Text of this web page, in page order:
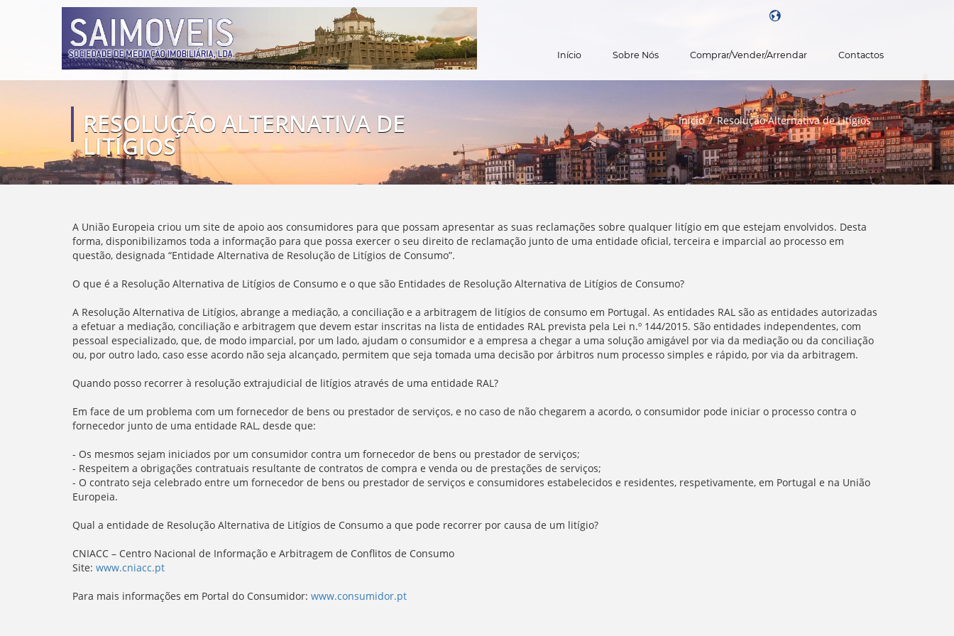
Início Sobre Nós Comprar/vender/arrendar Contactos
RESOLUÇÃO ALTERNATIVA DE
LITÍGIOS
Início Resolução Alternativa de Litígios
A União Europeia criou um site de apoio aos consumidores para que possam apresentar as suas reclamações sobre qualquer litígio em que estejam envolvidos. Desta
forma, disponibilizamos toda a informação para que possa exercer o seu direito de reclamação junto de uma entidade oficial, terceira e imparcial ao processo em
questão, designada “Entidade Alternativa de Resolução de Litígios de Consumo”.
O que é a Resolução Alternativa de Litígios de Consumo e o que são Entidades de Resolução Alternativa de Litígios de Consumo?
A Resolução Alternativa de Litígios, abrange a mediação, a conciliação e a arbitragem de litígios de consumo em Portugal. As entidades RAL são as entidades autorizadas
a efetuar a mediação, conciliação e arbitragem que devem estar inscritas na lista de entidades RAL prevista pela Lei n.º 144/2015. São entidades independentes, com
pessoal especializado, que, de modo imparcial, por um lado, ajudam o consumidor e a empresa a chegar a uma solução amigável por via da mediação ou da conciliação
ou, por outro lado, caso esse acordo não seja alcançado, permitem que seja tomada uma decisão por árbitros num processo simples e rápido, por via da arbitragem.
Quando posso recorrer à resolução extrajudicial de litígios através de uma entidade RAL?
Em face de um problema com um fornecedor de bens ou prestador de serviços, e no caso de não chegarem a acordo, o consumidor pode iniciar o processo contra o
fornecedor junto de uma entidade RAL, desde que:
- Os mesmos sejam iniciados por um consumidor contra um fornecedor de bens ou prestador de serviços;
- Respeitem a obrigações contratuais resultante de contratos de compra e venda ou de prestações de serviços;
- O contrato seja celebrado entre um fornecedor de bens ou prestador de serviços e consumidores estabelecidos e residentes, respetivamente, em Portugal e na União
Europeia.
Qual a entidade de Resolução Alternativa de Litígios de Consumo a que pode recorrer por causa de um litígio?
CNIACC – Centro Nacional de Informação e Arbitragem de Conflitos de Consumo
Site: www.cniacc.pt
Para mais informações em Portal do Consumidor: www.consumidor.pt